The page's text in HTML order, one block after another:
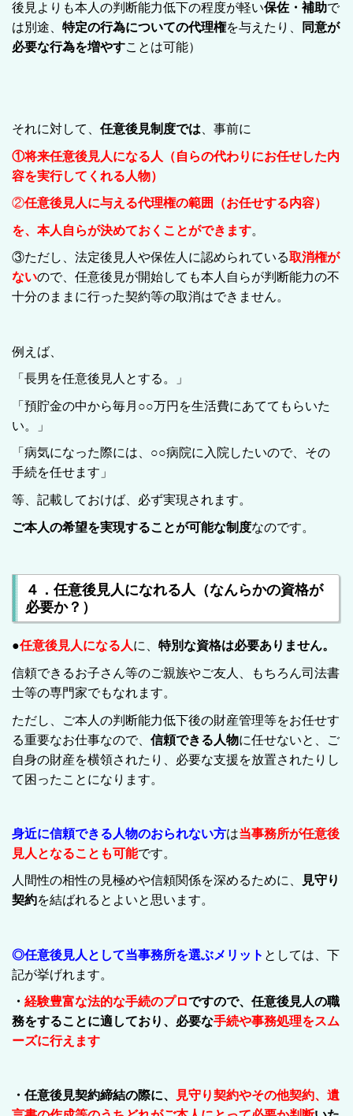
後見よりも本人の判断能力低下の程度が軽い保佐・補助で
は別途、 特定の行為についての代理権を与えたり、
同意が
必要な行為を増やすことは可能）
それに対して、 任意後見制度では 、事前に
①将来任意後見人になる人（自らの代わりにお任せした内
容を実行してくれる人物）
②任意後見人に与える代理権の範囲（お任せする内容）
を、本人自らが決めておくことができます。
③ただし、法定後見人や保佐人に認められている取消権が
ないので、任意後見が開始しても本人自らが判断能力の不
十分のままに行った契約等の取消はできません。
例えば、
「長男を任意後見人とする。」
「預貯金の中から毎月○○万円を生活費にあててもらいた
い。」
「病気になった際には、○○病院に入院したいので、その
手続を任せます」
等、記載しておけば、必ず実現されます。
ご本人の希望を実現することが可能な制度なのです。
４．任意後見人になれる人（なんらかの資格が
必要か？）
●任意後見人になる人に、 特別な資格は必要ありません。
信頼できるお子さん等のご親族やご友人、もちろん司法書
士等の専門家でもなれます。
ただし、ご本人の判断能力低下後の財産管理等をお任せす
る重要なお仕事なので、 信頼できる人物に任せないと、ご
自身の財産を横領されたり、必要な支援を放置されたりし
て困ったことになります。
身近に信頼できる人物のおられない方は当事務所が任意後
見人となることも可能です。
人間性の相性の見極めや信頼関係を深めるために、
見守り
契約を結ばれるとよいと思います。
◎任意後見人として当事務所を選ぶメリット としては、下
記が挙げれます。
・ 経験豊富な法的な手続のプロですので、任意後見人の職
務をすることに適しており、必要な手続や事務処理をスム
ーズに行えます
・任意後見契約締結の際に、
見守り契約やその他契約、遺